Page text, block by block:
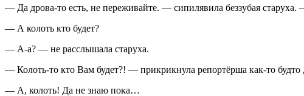
— Да дрова-то есть, не переживайте. — сипилявила беззубая
— А колоть кто будет?
— А-а? — не расслышала старуха.
— Колоть-то кто Вам будет?! — прикрикнула репортёрша как-то будто
— А, колоть! Да не знаю пока…